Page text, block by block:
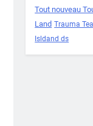
Tout nouveau
Land Trauma
Isldand ds